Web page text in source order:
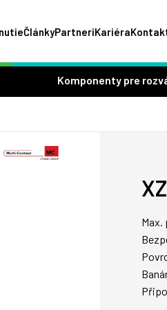
ČlánkyPartneriKariéra
Komponenty pre
Max.